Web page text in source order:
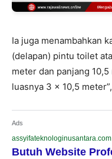
Ia juga menambahkan
(delapan) pintu toilet
meter dan panjang
luasnya 3 x 10,5
Ads
assyifateknologinusantara.com
Butuh Website